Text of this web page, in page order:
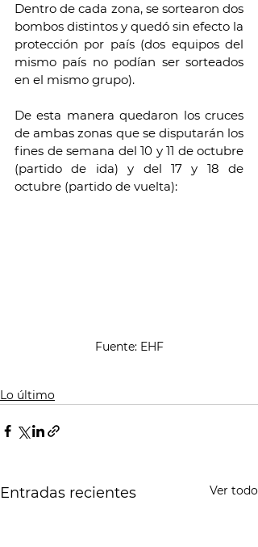
Dentro de cada zona, se sortearon dos
bombos distintos y quedó sin efecto la
protección por país (dos equipos del
mismo país no podían ser sorteados
en el mismo grupo).
De esta manera quedaron los cruces
de ambas zonas que se disputarán los
fines de semana del 10 y 11 de octubre
(partido de ida) y del 17 y 18 de
octubre (partido de vuelta):
Fuente: EHF
Lo último
Entradas recientes Ver todo